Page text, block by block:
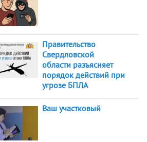
Правительство
Свердловской
области разъясняет
порядок действий при
угрозе БПЛА
Ваш участковый